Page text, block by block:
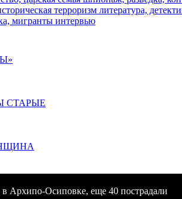
терроризм литература,
мигранты интервью
СТАРЫЕ
Архипо-Осиповке, еще 40 пострадали